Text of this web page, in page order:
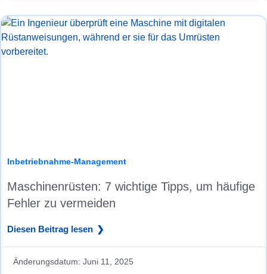
Inbetriebnahme-Management
Maschinenrüsten: 7 wichtige Tipps, um häufige
Fehler zu vermeiden
Diesen Beitrag lesen
Änderungsdatum: Juni 11, 2025